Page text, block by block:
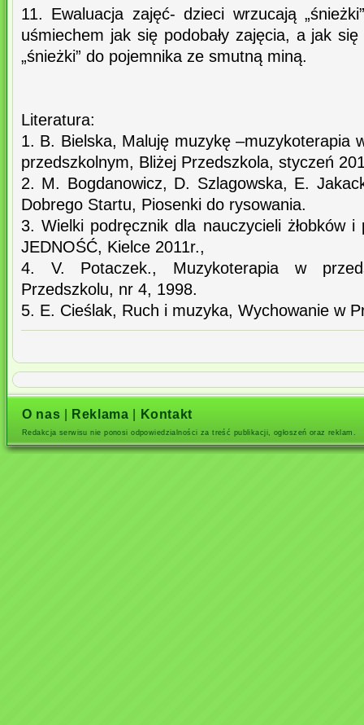
11. Ewaluacja zajęć- dzieci wrzucają
uśmiechem jak się podobały zajęcia, a jak
„śnieżki” do pojemnika ze smutną miną.
Literatura:
1. B. Bielska, Maluję muzykę –muzykoterapia
przedszkolnym, Bliżej Przedszkola, styczeń
2. M. Bogdanowicz, D. Szlagowska, E.
Dobrego Startu, Piosenki do rysowania.
3. Wielki podręcznik dla nauczycieli żłobków i
JEDNOŚĆ, Kielce 2011r.,
4. V. Potaczek., Muzykoterapia w
Przedszkolu, nr 4, 1998.
5. E. Cieślak, Ruch i muzyka, Wychowanie w
O nas Reklama Kontakt
Redakcja serwisu nie ponosi odpowiedzialności za treść publikacji, ogłoszeń oraz reklam.